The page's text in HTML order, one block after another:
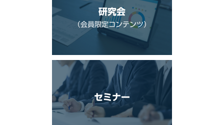
研究会
（会員限定コンテンツ）
セミナー